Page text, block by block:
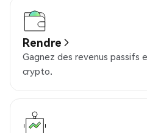
Rendre
Gagnez des revenus passifs
crypto.